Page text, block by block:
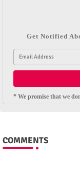
Get Notified
* We promise that we
COMMENTS